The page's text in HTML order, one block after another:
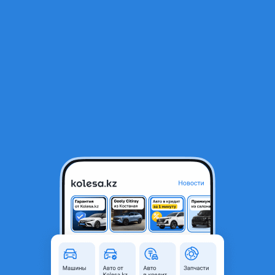
Щиток приборов панель на VAG
Шымкент, Туркестанская